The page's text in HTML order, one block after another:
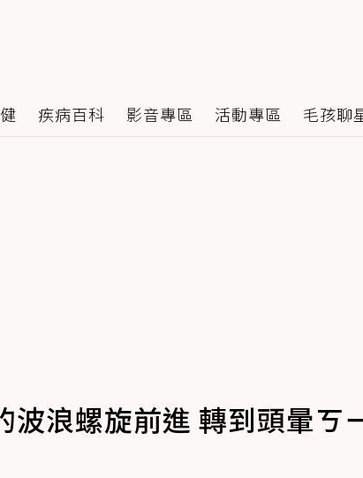
疾病百科 影音專區 活動專區 毛孩聊
浪螺旋前進 轉到頭暈ㄎ